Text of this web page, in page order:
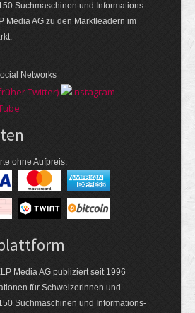
Suchmaschinen und Informations­
Media AG zu den Marktleadern im
Networks
ohne Aufpreis.
Media AG publiziert seit 1996
für Schweizerinnen und
Suchmaschinen und Informations­